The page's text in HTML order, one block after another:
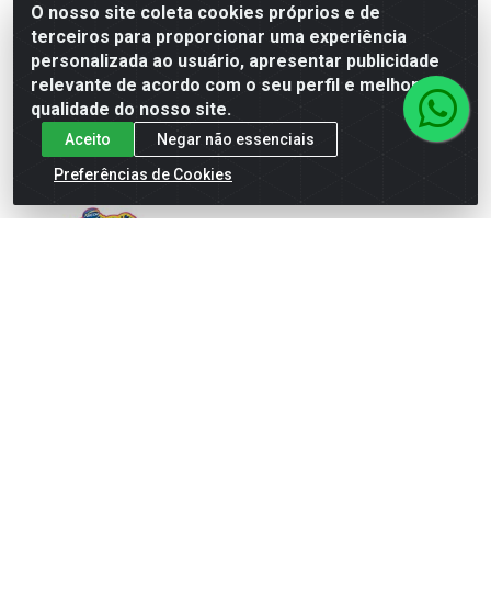
Faça seu login ou
cadastre-se para
ver preços e
comprar
Faça seu login ou
cadastre-se para
ver preços e
O nosso site coleta cookies próprios e de
terceiros para proporcionar uma experiência
personalizada ao usuário, apresentar publicidade
relevante de acordo com o seu perfil e melhorar a
qualidade do nosso site.
Aceito
Negar não essenciais
Preferências de Cookies